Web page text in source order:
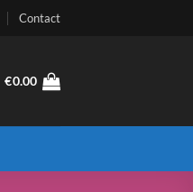
Contact
€0.00